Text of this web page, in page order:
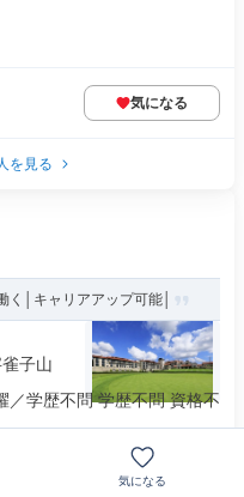
気になる
を見る
く│キャリアアップ可能│
子山
／学歴不問 学歴不問 資格不
気になる